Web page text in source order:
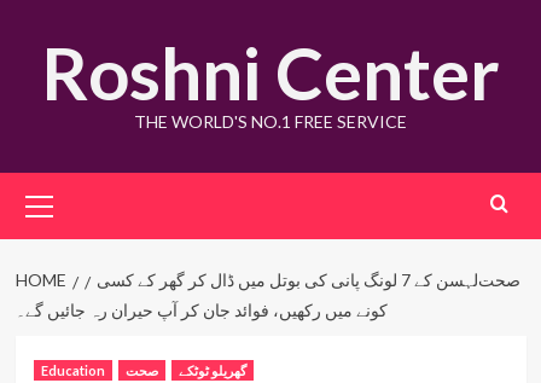
contentRoshni Center
THE WORLD'S NO.1 FREE SERVICE
Menu
HOME صحت
لہسن کے 7 لونگ پانی کی بوتل میں ڈال کر گھر کے کسی
کونے میں رکھیں، فوائد جان کر آپ حیران رہ جائیں گے۔
Education صحت گھریلو ٹوٹکے